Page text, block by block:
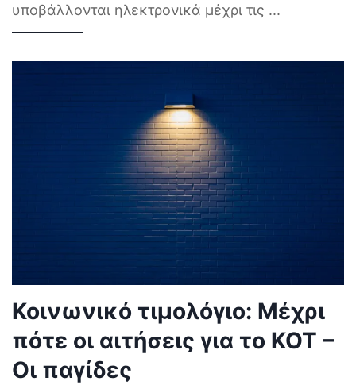
υποβάλλονται ηλεκτρονικά μέχρι τις ...
Κοινωνικό τιμολόγιο: Μέχρι
πότε οι αιτήσεις για το ΚΟΤ –
Οι παγίδες